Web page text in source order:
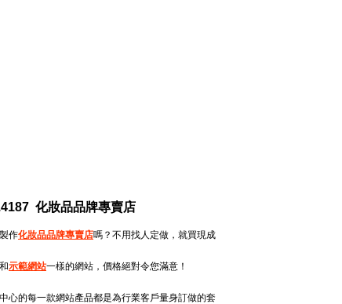
化妝品品牌專賣店
作化妝品品牌專賣店嗎？不用找人定做，就買現成
示範網站一樣的網站，價格絕對令您滿意！
心的每一款網站產品都是為行業客戶量身訂做的套